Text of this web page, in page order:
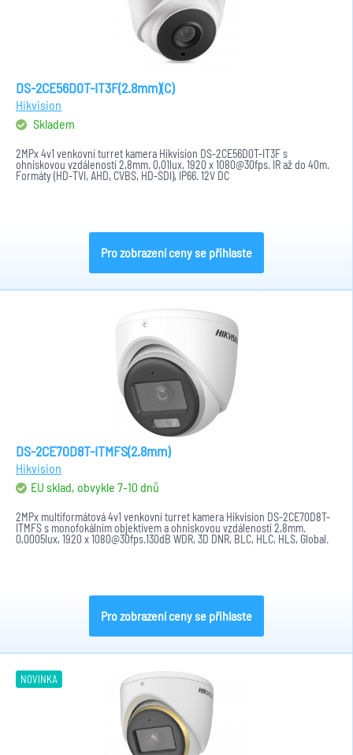
DS-2CE56D0T-IT3F(2.8mm)(C)
Hikvision
Skladem
2MPx 4v1 venkovní turret kamera Hikvision DS-2CE56D0T-IT3F s
ohniskovou vzdáleností 2,8mm. 0,01lux, 1920 x 1080@30fps. IR až do 40m.
Formáty (HD-TVI, AHD, CVBS, HD-SDI), IP66. 12V DC
Pro zobrazení ceny se přihlaste
DS-2CE70D8T-ITMFS(2.8mm)
Hikvision
EU sklad, obvykle 7-10 dnů
2MPx multiformátová 4v1 venkovní turret kamera Hikvision DS-2CE70D8T-
ITMFS s monofokálním objektivem a ohniskovou vzdáleností 2,8mm.
0,0005lux, 1920 x 1080@30fps.130dB WDR, 3D DNR, BLC, HLC, HLS, Global.
Pro zobrazení ceny se přihlaste
NOVINKA